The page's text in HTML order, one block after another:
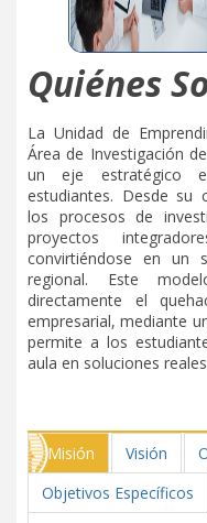
Profesores
Formación y capacitación
Calendario mensual
Reglamento docente
UIB
Convocatorias
Galería de actividades
Formatos SGC
Contacto
Contacto
Egresados
Reseña Histórica
Estructura
Plan de Desarrollo
PEI
Programas
Internacionalización
Emprendimiento
Trámites
Órganos de gobierno
Correo
Quiénes
La Unidad de
Área de Investigación
un eje estratégico
estudiantes. Desde su
los procesos de
proyectos
convirtiéndose en un
regional. Este
directamente el
empresarial, mediante
permite a los
aula en soluciones
Misión Visión
Objetivos Específicos